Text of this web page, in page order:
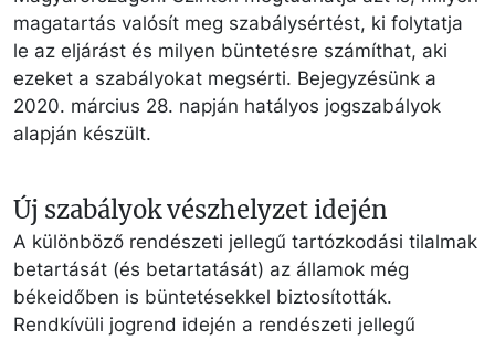
magatartás valósít meg szabálysértést, ki folytatja
le az eljárást és milyen büntetésre számíthat, aki
ezeket a szabályokat megsérti. Bejegyzésünk a
2020. március 28. napján hatályos jogszabályok
alapján készült.
Új szabályok vészhelyzet idején
A különböző rendészeti jellegű tartózkodási tilalmak
betartását (és betartatását) az államok még
békeidőben is büntetésekkel biztosították.
Rendkívüli jogrend idején a rendészeti jellegű